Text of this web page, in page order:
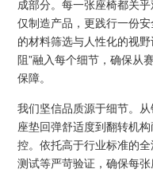
成部分。每一张座椅都关
仅制造产品，更践行一份
的材料筛选与人性化的视
阻”融入每个细节，确保从
保障。
我们坚信品质源于细节。
座垫回弹舒适度到翻转机
控。依托高于行业标准的
测试等严苛验证，确保每